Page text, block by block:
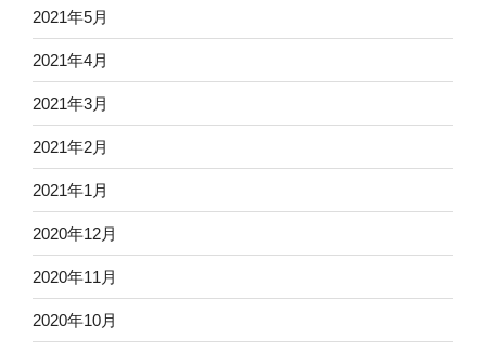
2021年5月
2021年4月
2021年3月
2021年2月
2021年1月
2020年12月
2020年11月
2020年10月